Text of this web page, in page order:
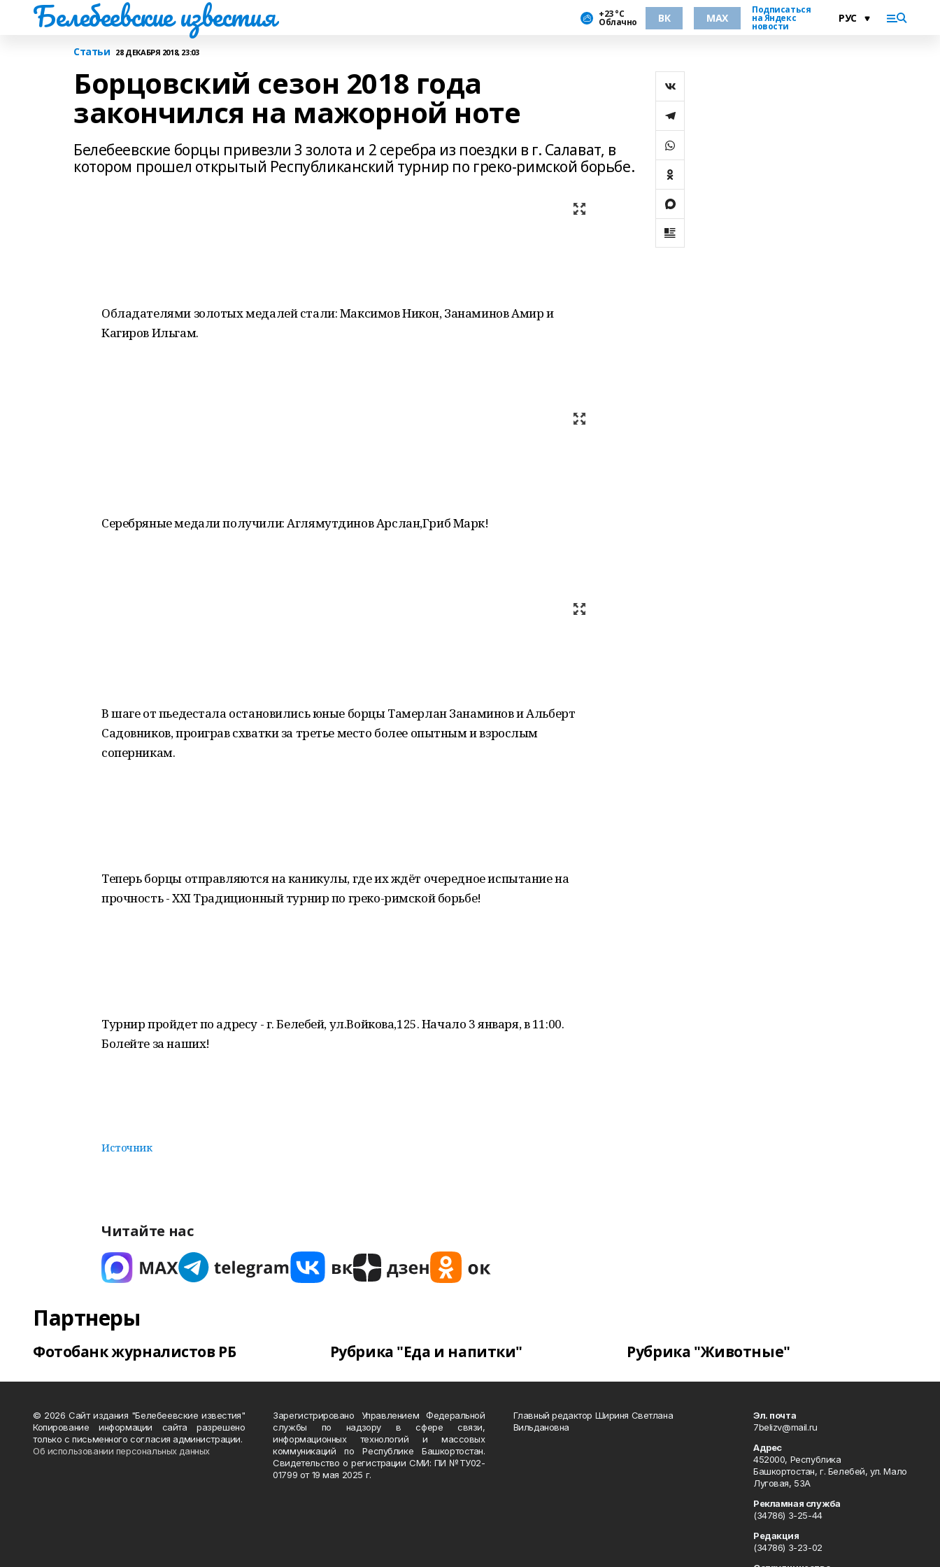
Белебеевские известия +23 °С
Облачно ВК MAX
Подписаться
на Яндекс
новости
Статьи 28 ДЕКАБРЯ 2018, 23:03
Борцовский сезон 2018 года
закончился на мажорной ноте
Белебеевские борцы привезли 3 золота и 2 серебра из поездки в г. Салават, в
котором прошел открытый Республиканский турнир по греко-римской борьбе.
Обладателями золотых медалей стали: Максимов Никон, Занаминов Амир и
Кагиров Ильгам.
Серебряные медали получили: Аглямутдинов Арслан,Гриб Марк!
В шаге от пьедестала остановились юные борцы Тамерлан Занаминов и Альберт
Садовников, проиграв схватки за третье место более опытным и взрослым
соперникам.
Теперь борцы отправляются на каникулы, где их ждёт очередное испытание на
прочность - XXI Традиционный турнир по греко-римской борьбе!
Турнир пройдет по адресу - г. Белебей, ул.Войкова,125. Начало 3 января, в 11:00.
Болейте за наших!
Источник
Читайте нас
Партнеры
Фотобанк журналистов РБ Рубрика "Еда и напитки" Рубрика "Животные"
© 2026 Сайт издания "Белебеевские известия"
Копирование информации сайта разрешено
только с письменного согласия администрации.
Об использовании персональных данных
Зарегистрировано Управлением Федеральной
службы по надзору в сфере связи,
информационных технологий и массовых
коммуникаций по Республике Башкортостан.
Свидетельство о регистрации СМИ: ПИ №ТУ02-
01799 от 19 мая 2025 г.
Главный редактор Шириня Светлана
Вильдановна
Эл. почта
7belizv@mail.ru
Адрес
452000, Республика
Башкортостан, г. Белебей, ул. Мало
Луговая, 53А
Рекламная служба
(34786) 3-25-44
Редакция
(34786) 3-23-02